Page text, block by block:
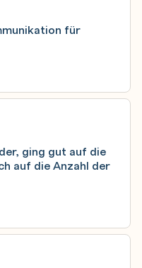
für
ging gut auf die
auf die Anzahl der